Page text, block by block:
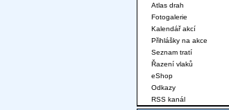
Atlas drah
Fotogalerie
Kalendář akcí
Přihlášky na akce
Seznam tratí
Řazení vlaků
eShop
Odkazy
RSS kanál